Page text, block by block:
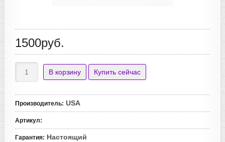
1500руб.
Производитель: USA
Артикул:
Гарантия: Настоящий